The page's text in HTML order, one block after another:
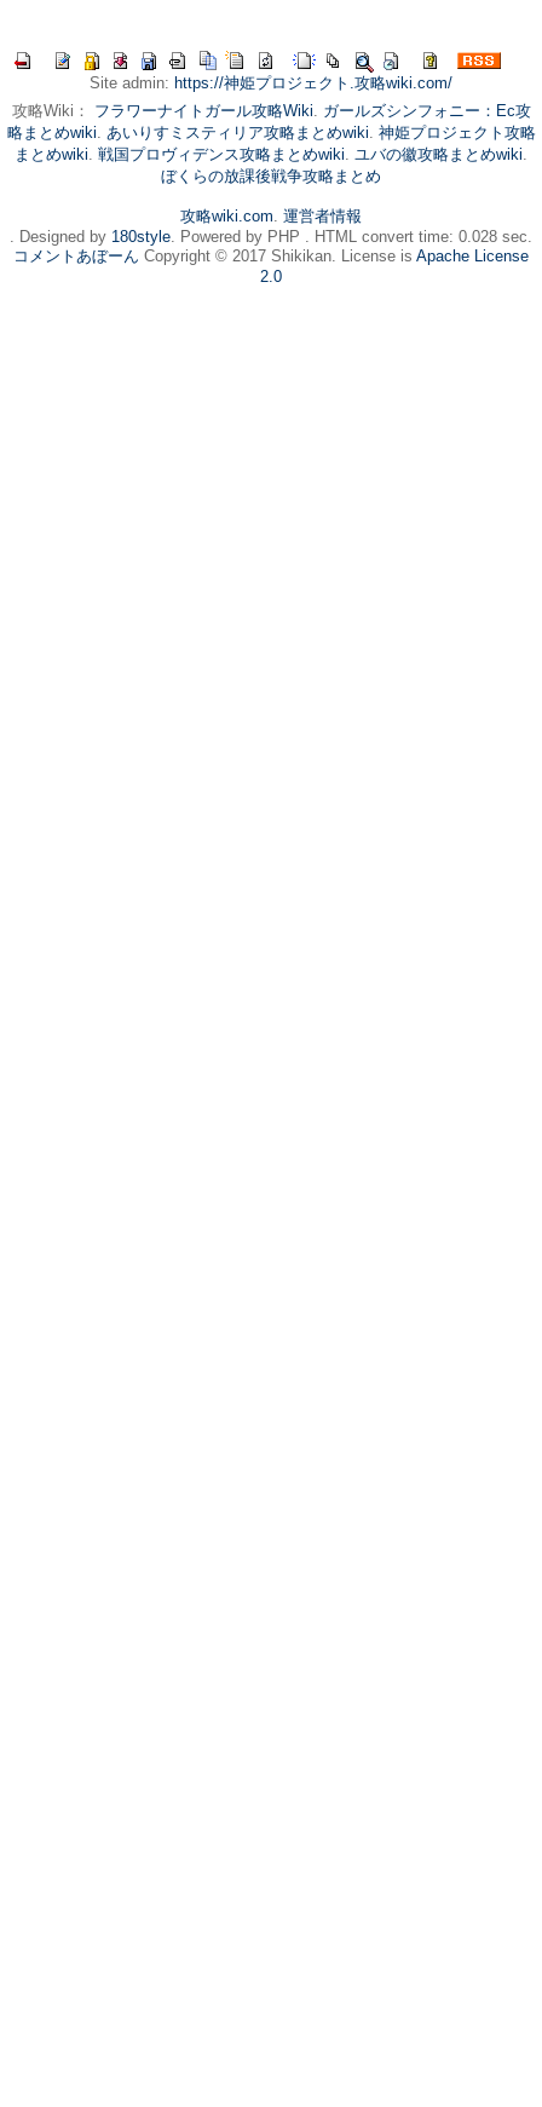
Site admin: https://神姫プロジェクト.攻略wiki.com/
攻略Wiki： フラワーナイトガール攻略Wiki. ガールズシンフォニー：Ec攻
略まとめwiki. あいりすミスティリア攻略まとめwiki. 神姫プロジェクト攻略
まとめwiki. 戦国プロヴィデンス攻略まとめwiki. ユバの徽攻略まとめwiki.
ぼくらの放課後戦争攻略まとめ
攻略wiki.com. 運営者情報
. Designed by 180style. Powered by PHP . HTML convert time: 0.028 sec.
コメントあぼーん Copyright © 2017 Shikikan. License is Apache License
2.0